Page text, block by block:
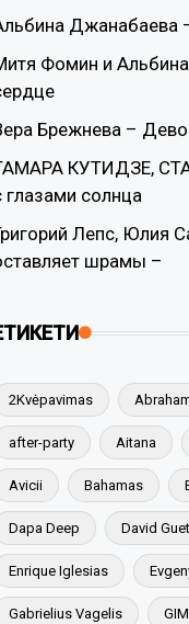
Джанабаева
Фомин и
Брежнева –
КУТИДЗЕ,
глазами солнца
Лепс, Юлия
шрамы –
2Kvėpavimas
after-party Aitana
Avicii Bahamas
Dapa Deep David
Enrique Iglesias
Gabrielius Vagelis